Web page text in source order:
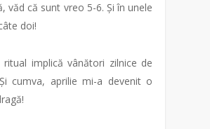
văd că sunt vreo 5-6. Și în unele
doi!
implică vânători zilnice de
cumva, aprilie mi-a devenit o